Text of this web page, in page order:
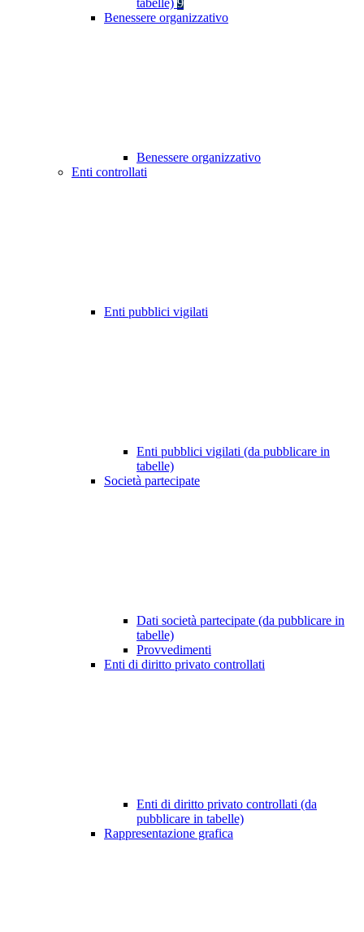
tabelle) 9
Benessere organizzativo
Benessere organizzativo
Enti controllati
Enti pubblici vigilati
Enti pubblici vigilati (da pubblicare in
tabelle)
Società partecipate
Dati società partecipate (da pubblicare in
tabelle)
Provvedimenti
Enti di diritto privato controllati
Enti di diritto privato controllati (da
pubblicare in tabelle)
Rappresentazione grafica